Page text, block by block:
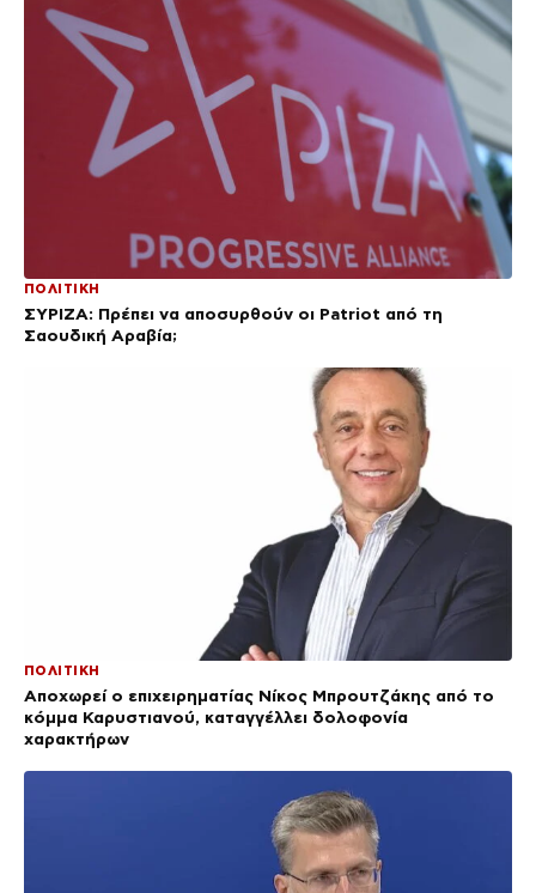
ΠΟΛΙΤΙΚΗ
ΣΥΡΙΖΑ: Πρέπει να αποσυρθούν οι Patriot από τη
Σαουδική Αραβία;
ΠΟΛΙΤΙΚΗ
Αποχωρεί ο επιχειρηματίας Νίκος Μπρουτζάκης από το
κόμμα Καρυστιανού, καταγγέλλει δολοφονία
χαρακτήρων